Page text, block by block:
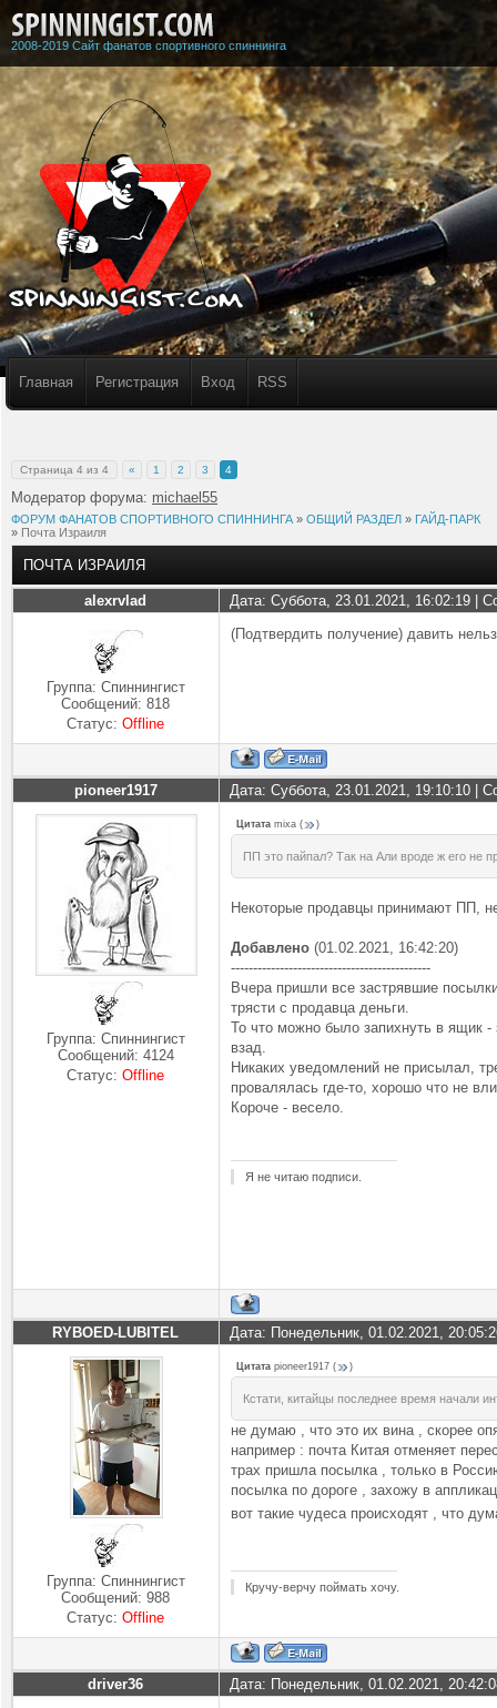
2008-2019 Сайт фанатов спортивного спиннинга
Главная Регистрация Вход RSS
Страница 4 из 4 « 1 2 3 4
Модератор форума: michael55
ФОРУМ ФАНАТОВ СПОРТИВНОГО СПИННИНГА » ОБЩИЙ РАЗДЕЛ » ГАЙД-ПАРК
» Почта Израиля
ПОЧТА ИЗРАИЛЯ
alexrvlad Дата: Суббота, 23.01.2021, 16:02:19 |
Группа: Спиннингист
Сообщений:818
Статус:Offline
(Подтвердить получение) давить
pioneer1917 Дата: Суббота, 23.01.2021, 19:10:10 |
Группа: Спиннингист
Сообщений: 4124
Статус:Offline
Цитата mixa ( )
ПП это пайпал? Так на Али вроде ж его не
Некоторые продавцы принимают ПП,
Добавлено (01.02.2021, 16:42:20)
---------------------------------------------
Вчера пришли все застрявшие
трясти с продавца деньги.
То что можно было запихнуть в ящик -
взад.
Никаких уведомлений не присылал,
провалялась где-то, хорошо что не
Короче - весело.
Я не читаю подписи.
RYBOED-LUBITEL Дата: Понедельник, 01.02.2021,
Группа: Спиннингист
Сообщений:988
Статус:Offline
Цитата pioneer1917 ( )
Кстати, китайцы последнее время начали
не думаю , что это их вина , скорее
например : почта Китая отменяет
трах пришла посылка , только в
посылка по дороге , захожу в
вот такие чудеса происходят , что
Кручу-верчу поймать хочу.
driver36 Дата: Понедельник, 01.02.2021,